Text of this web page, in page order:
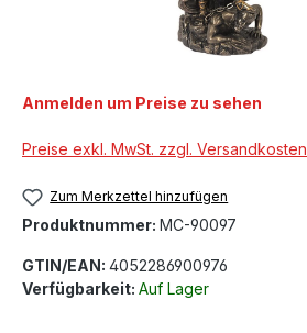
Anmelden um Preise zu sehen
Preise exkl. MwSt. zzgl. Versandkosten
Zum Merkzettel hinzufügen
Produktnummer: MC-90097
GTIN/EAN: 4052286900976
Verfügbarkeit: Auf Lager